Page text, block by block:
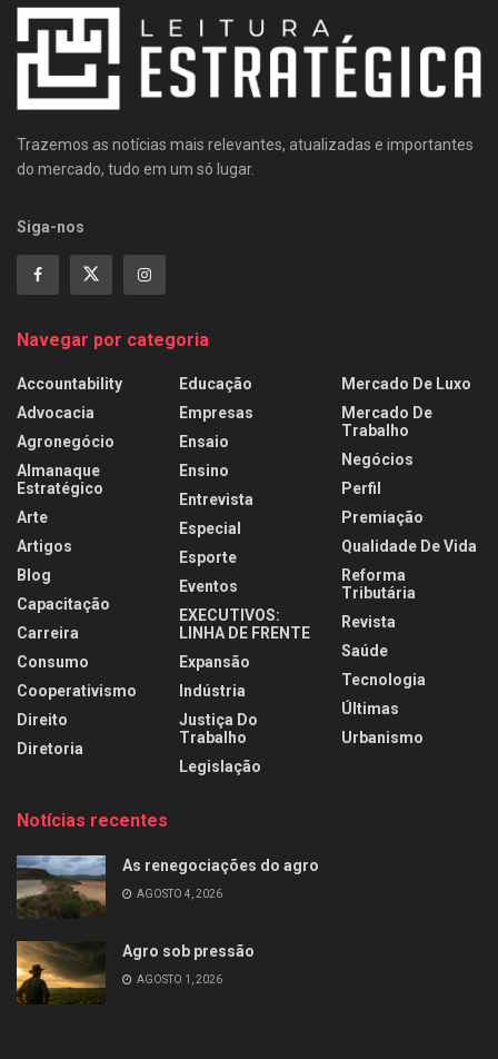
Trazemos as notícias mais relevantes, atualizadas e importantes
do mercado, tudo em um só lugar.
Siga-nos
Navegar por categoria
Accountability
Advocacia
Agronegócio
Almanaque
Estratégico
Arte
Artigos
Blog
Capacitação
Carreira
Consumo
Cooperativismo
Direito
Diretoria
Educação
Empresas
Ensaio
Ensino
Entrevista
Especial
Esporte
Eventos
EXECUTIVOS:
LINHA DE FRENTE
Expansão
Indústria
Justiça Do
Trabalho
Legislação
Mercado De Luxo
Mercado De
Trabalho
Negócios
Perfil
Premiação
Qualidade De Vida
Reforma
Tributária
Revista
Saúde
Tecnologia
Últimas
Urbanismo
Notícias recentes
As renegociações do agro
AGOSTO 4, 2026
Agro sob pressão
AGOSTO 1, 2026